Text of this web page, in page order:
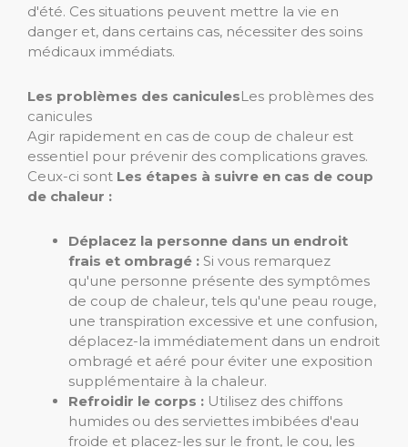
d'été. Ces situations peuvent mettre la vie en
danger et, dans certains cas, nécessiter des soins
médicaux immédiats.
Les problèmes des caniculesLes problèmes des
canicules
Agir rapidement en cas de coup de chaleur est
essentiel pour prévenir des complications graves.
Ceux-ci sont Les étapes à suivre en cas de coup
de chaleur :
Déplacez la personne dans un endroit
frais et ombragé : Si vous remarquez
qu'une personne présente des symptômes
de coup de chaleur, tels qu'une peau rouge,
une transpiration excessive et une confusion,
déplacez-la immédiatement dans un endroit
ombragé et aéré pour éviter une exposition
supplémentaire à la chaleur.
Refroidir le corps : Utilisez des chiffons
humides ou des serviettes imbibées d'eau
froide et placez-les sur le front, le cou, les